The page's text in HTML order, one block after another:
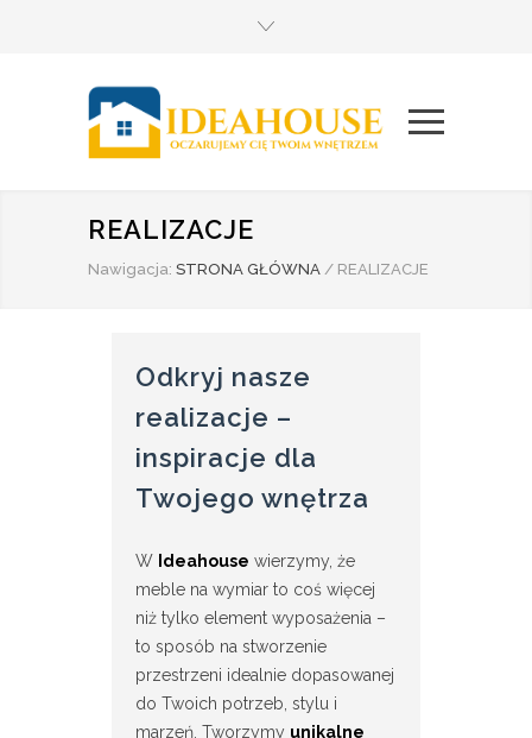
REALIZACJE
Nawigacja: STRONA GŁÓWNA / REALIZACJE
Odkryj nasze
realizacje –
inspiracje dla
Twojego wnętrza
W Ideahouse wierzymy, że
meble na wymiar to coś więcej
niż tylko element wyposażenia –
to sposób na stworzenie
przestrzeni idealnie dopasowanej
do Twoich potrzeb, stylu i
marzeń. Tworzymy unikalne